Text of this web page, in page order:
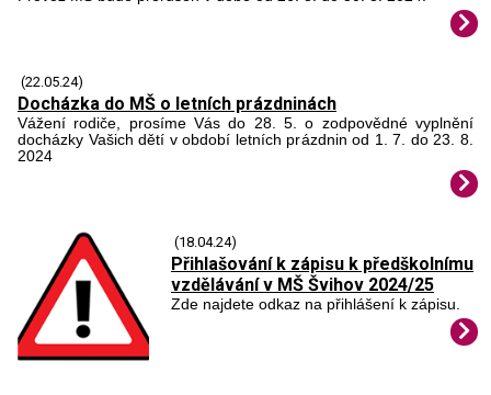
(22.05.24)
Docházka do MŠ o letních prázdninách
Vážení rodiče, prosíme Vás do 28. 5. o zodpovědné vyplnění
docházky Vašich dětí v období letních prázdnin od 1. 7. do 23. 8.
2024
(18.04.24)
Přihlašování k zápisu k předškolnímu
vzdělávání v MŠ Švihov 2024/25
Zde najdete odkaz na přihlášení k zápisu.